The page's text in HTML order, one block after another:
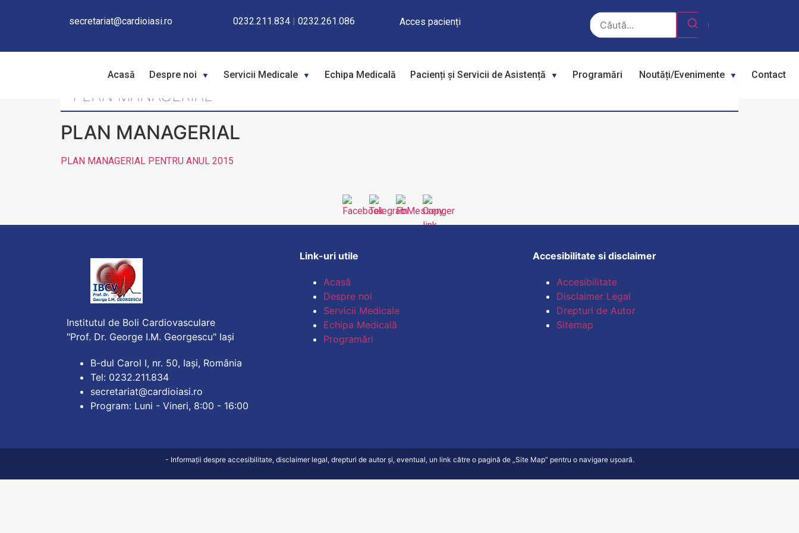
secretariat@cardioiasi.ro 0232.211.834 | 0232.261.086 Acces pacienți
Acasă Despre noi Servicii Medicale Echipa Medicală Pacienți și Servicii de Asistență Programări Noutăți/Evenimente Contact
PLAN MANAGERIAL
PLAN MANAGERIAL
PLAN MANAGERIAL PENTRU ANUL 2015
Institutul de Boli Cardiovasculare
"Prof. Dr. George I.M. Georgescu" Iași
B-dul Carol I, nr. 50, Iași, România
Tel: 0232.211.834
secretariat@cardioiasi.ro
Program: Luni - Vineri, 8:00 - 16:00
Link-uri utile
Acasă
Despre noi
Servicii Medicale
Echipa Medicală
Programări
Accesibilitate si disclaimer
Accesibilitate
Disclaimer Legal
Drepturi de Autor
Sitemap
- Informații despre accesibilitate, disclaimer legal, drepturi de autor și, eventual, un link către o pagină de „Site Map” pentru o navigare ușoară.